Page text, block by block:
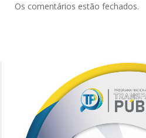
Os comentários estão fechados.